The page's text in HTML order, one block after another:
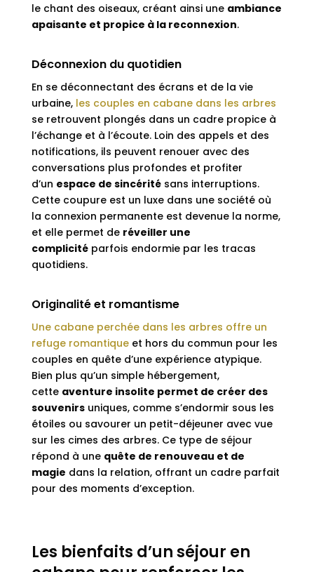
le chant des oiseaux, créant ainsi une ambiance
apaisante et propice à la reconnexion.
Déconnexion du quotidien
En se déconnectant des écrans et de la vie
urbaine, les couples en cabane dans les arbres
se retrouvent plongés dans un cadre propice à
l’échange et à l’écoute. Loin des appels et des
notifications, ils peuvent renouer avec des
conversations plus profondes et profiter
d’un espace de sincéritésans interruptions.
Cette coupure est un luxe dans une société où
la connexion permanente est devenue la norme,
et elle permet de réveiller une
complicitéparfois endormie par les tracas
quotidiens.
Originalité et romantisme
Une cabane perchée dans les arbres offre un
refuge romantiqueet hors du commun pour les
couples en quête d’une expérience atypique.
Bien plus qu’un simple hébergement,
cette aventure insolite permet de créer des
souvenirsuniques, comme s’endormir sous les
étoiles ou savourer un petit-déjeuner avec vue
sur les cimes des arbres. Ce type de séjour
répond à une quête de renouveau et de
magie dans la relation, offrant un cadre parfait
pour des moments d’exception.
Les bienfaits d’un séjour en